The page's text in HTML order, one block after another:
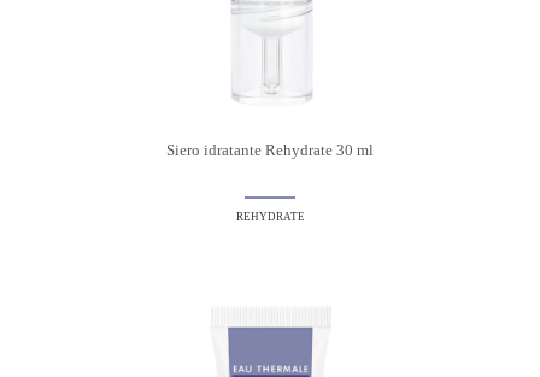
Siero idratante Rehydrate 30 ml
REHYDRATE